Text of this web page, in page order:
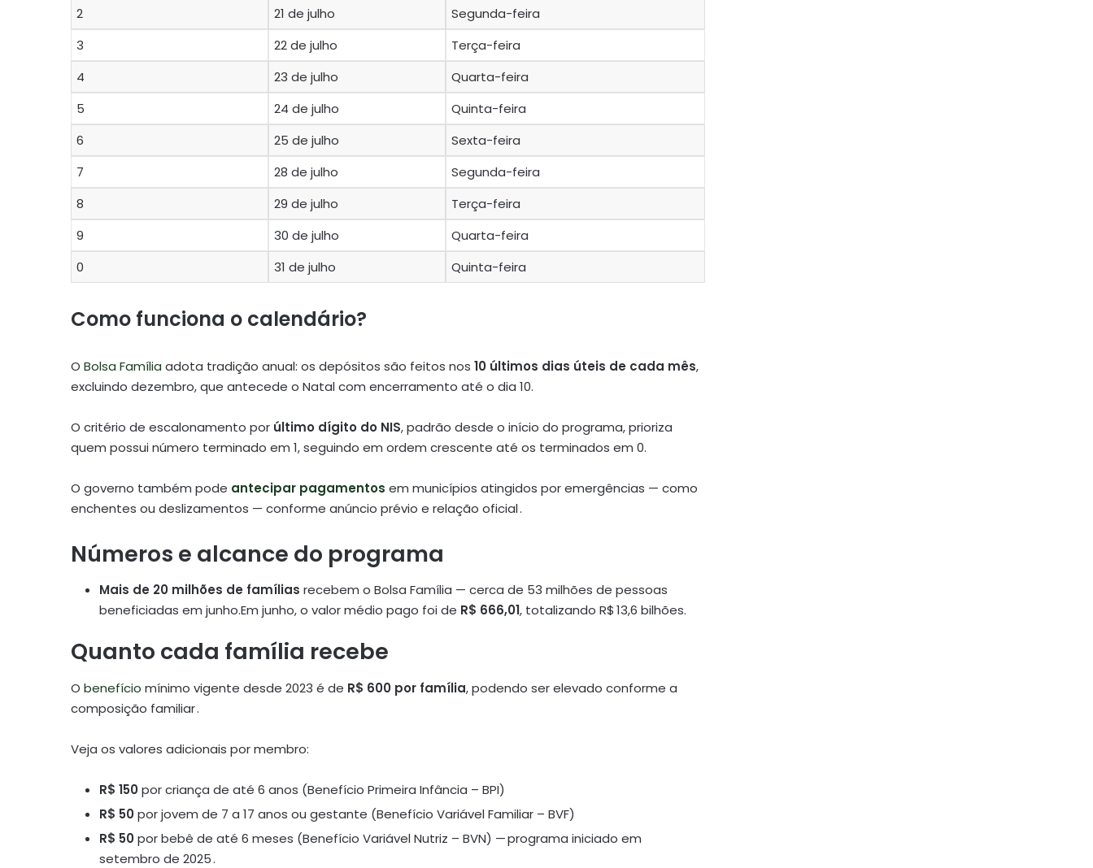
2
21 de julho
Segunda-feira
3
22 de julho
Terça-feira
4
23 de julho
Quarta-feira
5
24 de julho
Quinta-feira
6
25 de julho
Sexta-feira
7
28 de julho
Segunda-feira
8
29 de julho
Terça-feira
9
30 de julho
Quarta-feira
0
31 de julho Quinta-feira
Como funciona o calendário?
O Bolsa Família adota tradição anual: os depósitos são feitos nos 10 últimos dias úteis de cada mês,
excluindo dezembro, que antecede o Natal com encerramento até o dia 10.
O critério de escalonamento por último dígito do NIS, padrão desde o início do programa, prioriza
quem possui número terminado em 1, seguindo em ordem crescente até os terminados em 0.
O governo também pode antecipar pagamentos em municípios atingidos por emergências — como
enchentes ou deslizamentos — conforme anúncio prévio e relação oficial .
Números e alcance do programa
Mais de 20 milhões de famílias recebem o Bolsa Família — cerca de 53 milhões de pessoas
beneficiadas em junho.Em junho, o valor médio pago foi de R$ 666,01, totalizando R$ 13,6 bilhões.
Quanto cada família recebe
O benefício mínimo vigente desde 2023 é de R$ 600 por família, podendo ser elevado conforme a
composição familiar .
Veja os valores adicionais por membro:
R$ 150por criança de até 6 anos (Benefício Primeira Infância – BPI)
R$ 50por jovem de 7 a 17 anos ou gestante (Benefício Variável Familiar – BVF)
R$ 50por bebê de até 6 meses (Benefício Variável Nutriz – BVN) — programa iniciado em
setembro de 2025 .